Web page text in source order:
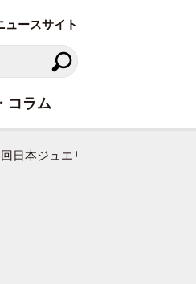
ースサイト
日本ジュエリーベストドレッサ
コラム